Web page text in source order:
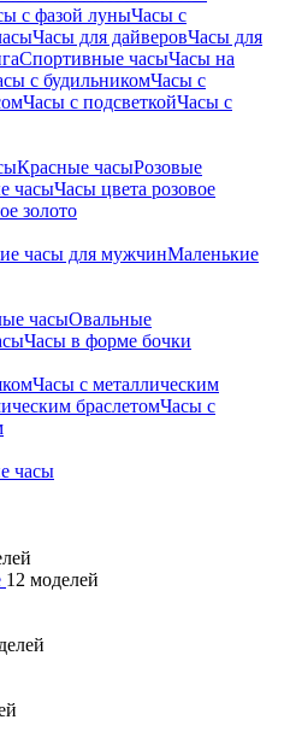
с фазой луныЧасы с
Часы для дайверовЧасы для
Спортивные часыЧасы на
с будильникомЧасы с
Часы с подсветкойЧасы с
Красные часыРозовые
часыЧасы цвета розовое
золото
часы для мужчинМаленькие
часыОвальные
Часы в форме бочки
Часы с металлическим
браслетомЧасы с
часы
12 моделей